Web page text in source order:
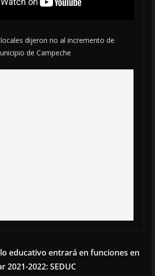
dijeron no al incremento de
de Campeche
educativo entrará en funciones en
2021-2022: SEDUC